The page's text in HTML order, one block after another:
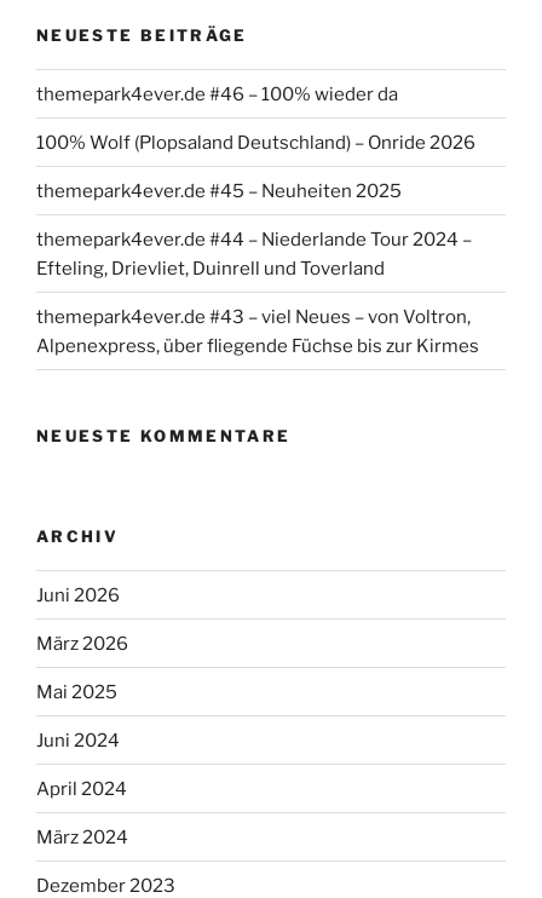
NEUESTE BEITRÄGE
themepark4ever.de #46 – 100% wieder da
100% Wolf (Plopsaland Deutschland) – Onride 2026
themepark4ever.de #45 – Neuheiten 2025
themepark4ever.de #44 – Niederlande Tour 2024 –
Efteling, Drievliet, Duinrell und Toverland
themepark4ever.de #43 – viel Neues – von Voltron,
Alpenexpress, über fliegende Füchse bis zur Kirmes
NEUESTE KOMMENTARE
ARCHIV
Juni 2026
März 2026
Mai 2025
Juni 2024
April 2024
März 2024
Dezember 2023